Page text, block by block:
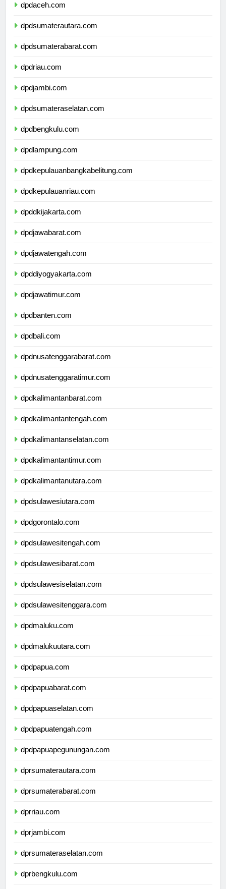
dpdaceh.com
dpdsumaterautara.com
dpdsumaterabarat.com
dpdriau.com
dpdjambi.com
dpdsumateraselatan.com
dpdbengkulu.com
dpdlampung.com
dpdkepulauanbangkabelitung.com
dpdkepulauanriau.com
dpddkijakarta.com
dpdjawabarat.com
dpdjawatengah.com
dpddiyogyakarta.com
dpdjawatimur.com
dpdbanten.com
dpdbali.com
dpdnusatenggarabarat.com
dpdnusatenggaratimur.com
dpdkalimantanbarat.com
dpdkalimantantengah.com
dpdkalimantanselatan.com
dpdkalimantantimur.com
dpdkalimantanutara.com
dpdsulawesiutara.com
dpdgorontalo.com
dpdsulawesitengah.com
dpdsulawesibarat.com
dpdsulawesiselatan.com
dpdsulawesitenggara.com
dpdmaluku.com
dpdmalukuutara.com
dpdpapua.com
dpdpapuabarat.com
dpdpapuaselatan.com
dpdpapuatengah.com
dpdpapuapegunungan.com
dprsumaterautara.com
dprsumaterabarat.com
dprriau.com
dprjambi.com
dprsumateraselatan.com
dprbengkulu.com